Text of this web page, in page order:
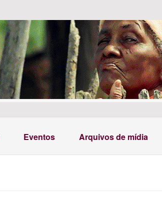
Eventos Arquivos de mídia